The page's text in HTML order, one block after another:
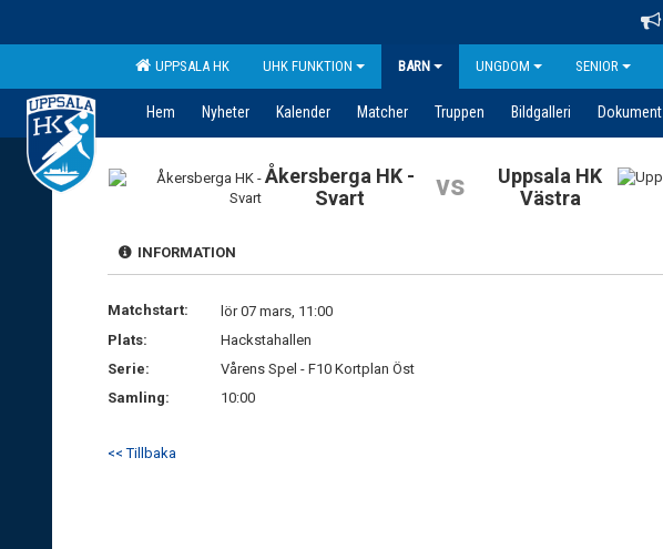
UPPSALA HK UHK FUNKTION BARN UNGDOM SENIOR
Hem Nyheter Kalender Matcher Truppen Bildgalleri Dokument
Åkersberga HK -
Svart
vs
Uppsala HK
Västra
INFORMATION
Matchstart:
lör 07 mars, 11:00
Plats:
Hackstahallen
Serie:
Vårens Spel - F10 Kortplan Öst
Samling:
10:00
<< Tillbaka